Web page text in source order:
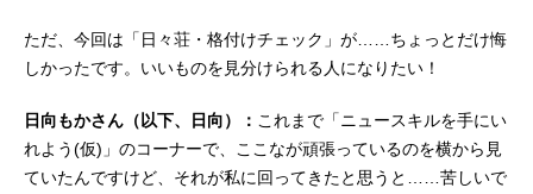
ただ、今回は「日々荘・格付けチェック」が……ちょっとだけ悔
しかったです。いいものを見分けられる人になりたい！
日向もかさん（以下、日向）： これまで「ニュースキルを手にい
れよう(仮)」のコーナーで、ここなが頑張っているのを横から見
ていたんですけど、それが私に回ってきたと思うと……苦しいで